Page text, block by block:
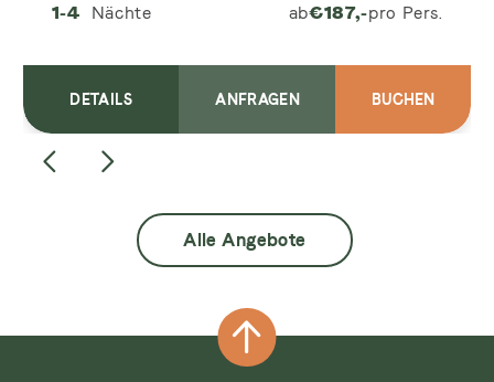
1-4 Nächte ab€187,-pro Pers.
DETAILS BUCHEN
ANFRAGEN
Alle Angebote